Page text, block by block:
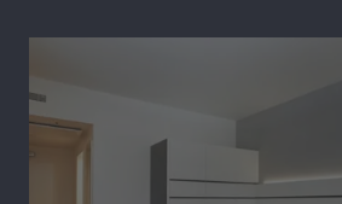
die edle Badezimmer-
Handtuchwärmer sowie
Pflegeprodukten.